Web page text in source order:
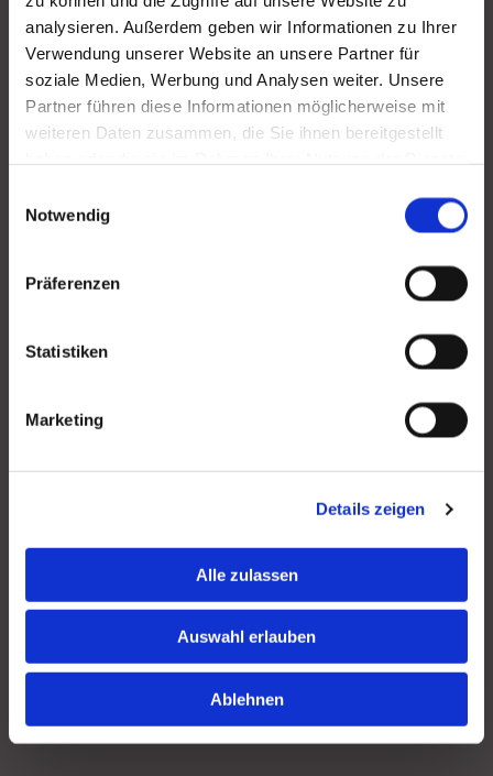
analysieren. Außerdem geben wir Informationen zu Ihrer
Verwendung unserer Website an unsere Partner für
soziale Medien, Werbung und Analysen weiter. Unsere
Partner führen diese Informationen möglicherweise mit
weiteren Daten zusammen, die Sie ihnen bereitgestellt
Notwendig
Präferenzen
Statistiken
Marketing
Details zeigen
Alle zulassen
Auswahl erlauben
Ablehnen
Ihnen verschiedene Leistungen an, die sich auf
ästhetische Aspekte konzentrieren. Dazu gehören unter
anderem optisch perfekt zu Ihren vorhandenen Zähnen
. Denn wenn deren Farbe Ihrer natürlichen
Zahnfarbe zum Verwechseln ähnelt, können Sie jederzeit
bedenkenlos und frei lächeln. Außerdem bieten wir
schonendeZahnaufhellungan, wenn Ihre Zahnfarbe
durch Genussmittel, Lebensmittel oder Medikamente zu
dunkel erscheint.
Zahnarzt bei Rheinböllen für Umweltzahnmedizin